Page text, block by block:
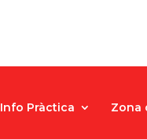
Info Pràctica Zona